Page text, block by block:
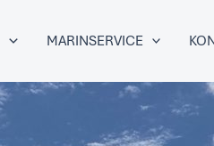
MARINSERVICE